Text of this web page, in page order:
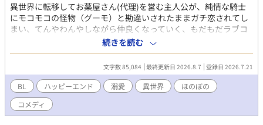
異世界に転移してお薬屋さん(代理)を営む主人公が、純情な騎士
にモコモコの怪物（グーモ）と勘違いされたままガチ恋されてし
まい、てんやわんやしながら仲良くなっていく、もだもだラブコ
メ。前後編。 【純情大型犬な騎士（攻） × 自称コミュ障の薬師
見習い（受）】 毎日20時更新。ストック状況次第で追加更新する
かもしれません。R-18シーンは記号をつけてます。 ※ムーライト
ノベルズにも掲載中
続きを読む
文字数 85,084 最終更新日 2026.8.7 登録日 2026.7.21
BL ハッピーエンド 溺愛 異世界
ほのぼの
コメディ